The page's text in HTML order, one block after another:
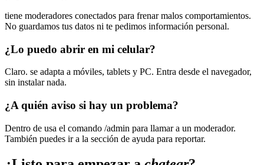
tiene moderadores conectados para frenar malos comportamientos.
No guardamos tus datos ni te pedimos información personal.
¿Lo puedo abrir en mi celular?
Claro. se adapta a móviles, tablets y PC. Entra desde el navegador,
sin instalar nada.
¿A quién aviso si hay un problema?
Dentro de usa el comando /admin para llamar a un moderador.
También puedes ir a la sección de ayuda para reportar.